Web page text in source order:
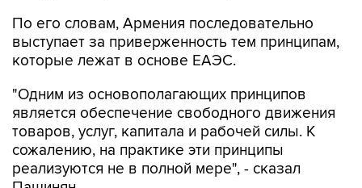
По его словам, Армения последовательно
выступает за приверженность тем принципам,
которые лежат в основе ЕАЭС.
"Одним из основополагающих принципов
является обеспечение свободного движения
товаров, услуг, капитала и рабочей силы. К
сожалению, на практике эти принципы
реализуются не в полной мере", - сказал